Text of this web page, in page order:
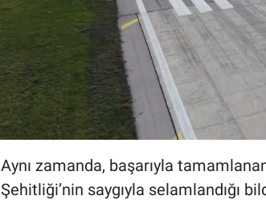
Aynı zamanda, başarıyla
Şehitliği’nin saygıyla selamlandığı